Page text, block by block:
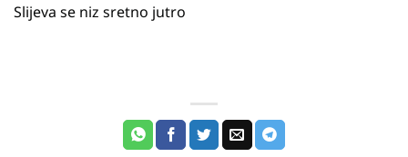
Slijeva se niz sretno jutro